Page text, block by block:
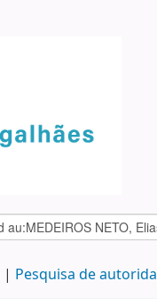
Pesquisa de